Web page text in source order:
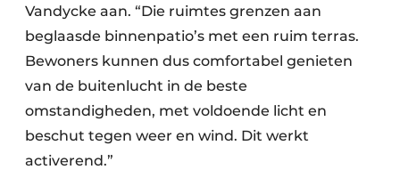
Vandycke aan. “Die ruimtes grenzen aan
beglaasde binnenpatio’s met een ruim terras.
Bewoners kunnen dus comfortabel genieten
van de buitenlucht in de beste
omstandigheden, met voldoende licht en
beschut tegen weer en wind. Dit werkt
activerend.”